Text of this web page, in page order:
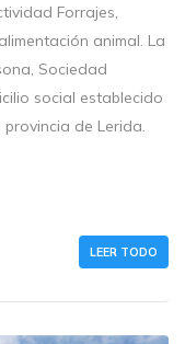
Forrajes,
animal. La
Sociedad
social establecido
de Lerida.
LEER TODO